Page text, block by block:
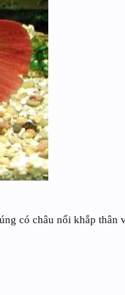
có châu nổi khắp thân